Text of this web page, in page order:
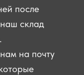
после
склад
на почту